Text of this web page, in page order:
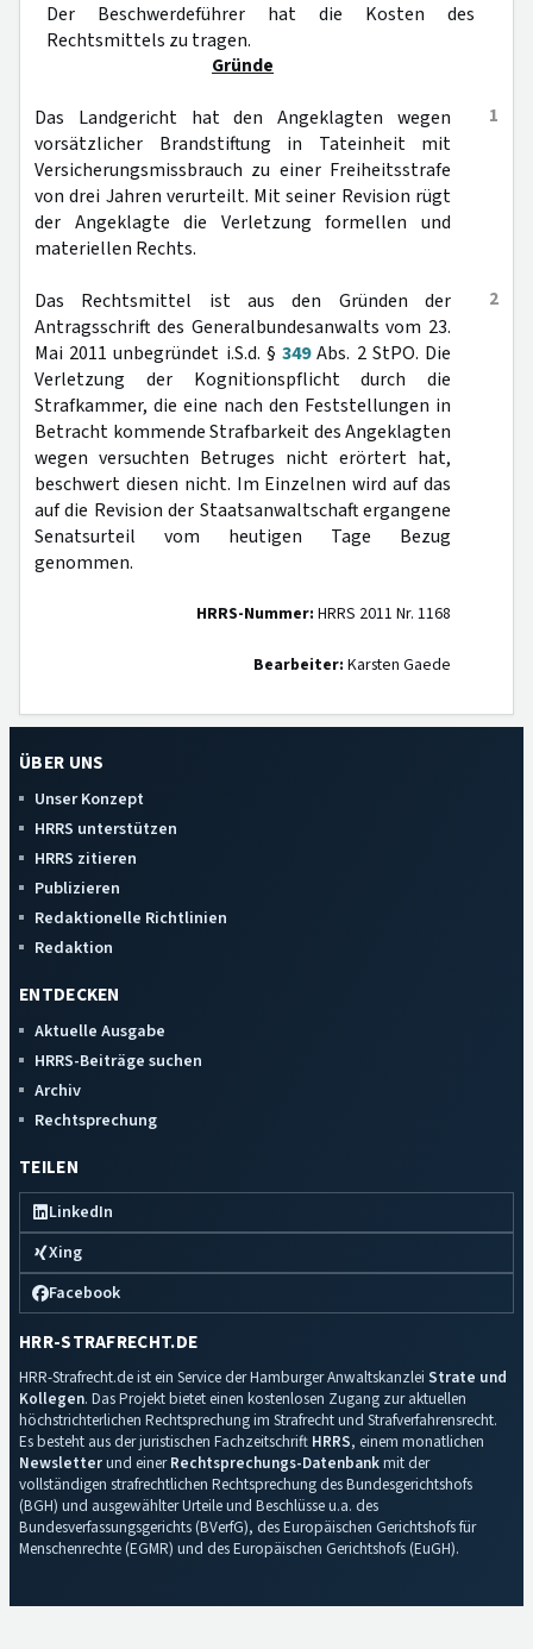
Der Beschwerdeführer hat die Kosten des
Rechtsmittels zu tragen.
Gründe
1
Das Landgericht hat den Angeklagten wegen
vorsätzlicher Brandstiftung in Tateinheit mit
Versicherungsmissbrauch zu einer Freiheitsstrafe
von drei Jahren verurteilt. Mit seiner Revision rügt
der Angeklagte die Verletzung formellen und
materiellen Rechts.
2
Das Rechtsmittel ist aus den Gründen der
Antragsschrift des Generalbundesanwalts vom 23.
Mai 2011 unbegründet i.S.d. §349Abs. 2 StPO. Die
Verletzung der Kognitionspflicht durch die
Strafkammer, die eine nach den Feststellungen in
Betracht kommende Strafbarkeit des Angeklagten
wegen versuchten Betruges nicht erörtert hat,
beschwert diesen nicht. Im Einzelnen wird auf das
auf die Revision der Staatsanwaltschaft ergangene
Senatsurteil vom heutigen Tage Bezug
genommen.
HRRS-Nummer: HRRS 2011 Nr. 1168
Bearbeiter: Karsten Gaede
ÜBER UNS
Unser Konzept
HRRS unterstützen
HRRS zitieren
Publizieren
Redaktionelle Richtlinien
Redaktion
ENTDECKEN
Aktuelle Ausgabe
HRRS-Beiträge suchen
Archiv
Rechtsprechung
TEILEN
LinkedIn
Xing
Facebook
HRR-STRAFRECHT.DE
HRR-Strafrecht.de ist ein Service der Hamburger Anwaltskanzlei Strate und
Kollegen. Das Projekt bietet einen kostenlosen Zugang zur aktuellen
höchstrichterlichen Rechtsprechung im Strafrecht und Strafverfahrensrecht.
Es besteht aus der juristischen Fachzeitschrift HRRS, einem monatlichen
Newsletterund einerRechtsprechungs-Datenbankmit der
vollständigen strafrechtlichen Rechtsprechung des Bundesgerichtshofs
(BGH) und ausgewählter Urteile und Beschlüsse u.a. des
Bundesverfassungsgerichts (BVerfG), des Europäischen Gerichtshofs für
Menschenrechte (EGMR) und des Europäischen Gerichtshofs (EuGH).